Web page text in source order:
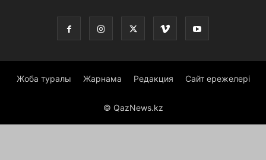
Жоба туралы Жарнама Редакция Сайт ережелері
© QazNews.kz